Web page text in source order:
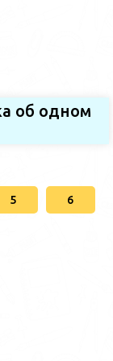
об одном
5 6